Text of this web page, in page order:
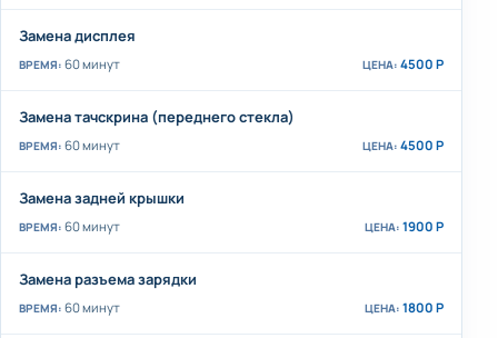
Замена дисплея
60 минут 4500 Р
Замена тачскрина (переднего стекла)
60 минут 4500 Р
Замена задней крышки
60 минут 1900 Р
Замена разъема зарядки
60 минут 1800 Р